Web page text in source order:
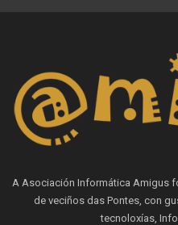
A Asociación Informática Amigus
de veciños das Pontes, con
tecnoloxías,